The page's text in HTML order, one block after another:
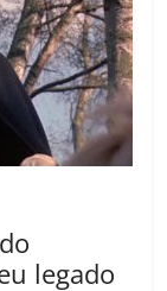
legado